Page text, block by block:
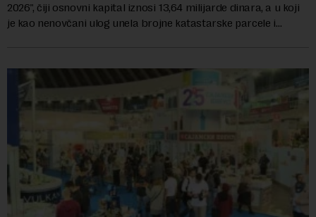
2026", čiji osnovni kapital iznosi 13,64 milijarde dinara, a u koji
je kao nenovčani ulog unela brojne katastarske parcele i